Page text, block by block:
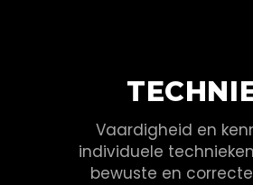
Vaardigheid en
individuele
bewuste en